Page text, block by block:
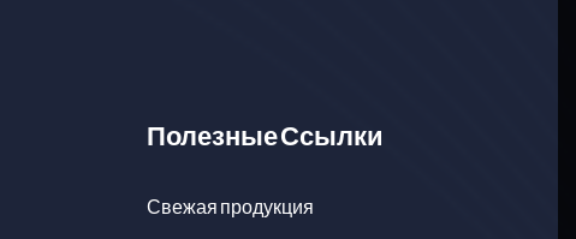
Полезные Ссылки
Свежая продукция